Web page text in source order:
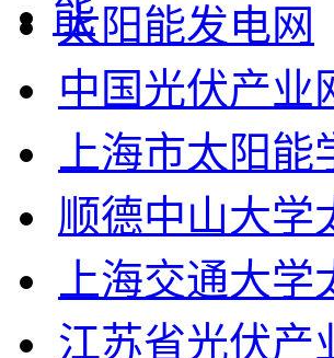
太阳能发电网
中国光伏产业
上海市太阳能
顺德中山大学
上海交通大
江苏省光伏产